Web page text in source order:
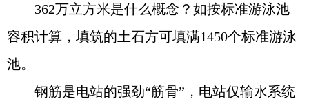
362万立方米是什么概念？如按标准游泳池
容积计算，填筑的土石方可填满1450个标准游泳
池。
钢筋是电站的强劲“筋骨”，电站仅输水系统